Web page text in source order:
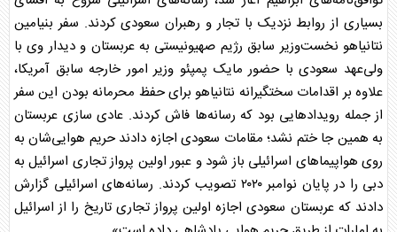
بسیاری از روابط نزدیک با تجار و رهبران سعودی کردند. سفر بنیامین
نتانیاهو نخست‌وزیر سابق رژیم صهیونیستی بهعربستان و دیدار وی با
ولی‌عهد سعودی با حضور مایک پمپئو وزیر امور خارجه سابق آمریکا،
علاوه بر اقدامات سختگیرانه نتانیاهو برای حفظ محرمانه بودن این سفر
از جمله رویدادهایی بود که رسانه‌ها فاش کردند. عادی سازی عربستان
به همین جا ختم نشد؛ مقامات سعودی اجازه دادند حریم هوایی‌شان به
روی هواپیماهای اسرائیلی باز شود و عبور اولین پرواز تجاری اسرائیل به
دبی را در پایان نوامبر ۲۰۲۰ تصویب کردند. رسانه‌های اسرائیلی گزارش
دادند کهعربستان سعودی اجازه اولین پرواز تجاری تاریخ را از اسرائیل